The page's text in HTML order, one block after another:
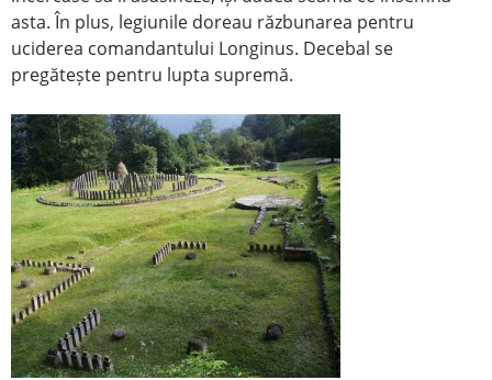
asta. În plus, legiunile doreau răzbunarea pentru
uciderea comandantului Longinus. Decebal se
pregătește pentru lupta supremă.